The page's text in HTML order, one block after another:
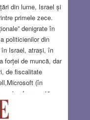
din lume, Israel și
primele zece.
denigrate în
politicienilor din
Israel, atrași, în
forței de muncă, dar
de fiscalitate
(în
recentă,
de influență:) și
ambele țări